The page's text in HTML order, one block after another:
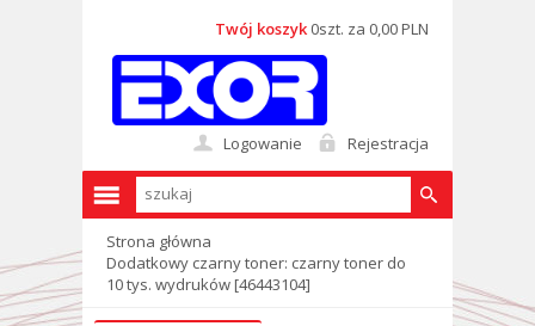
Logowanie Rejestracja
Twój koszyk 0szt. za 0,00 PLN
Strona główna
Dodatkowy czarny toner: czarny toner do
10 tys. wydruków [46443104]